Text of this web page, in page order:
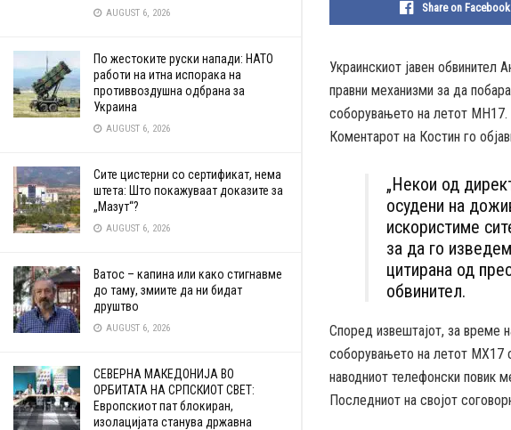
AUGUST 6, 2026
По жестоките руски напади: НАТО
работи на итна испорака на
противвоздушна одбрана за
Украина
AUGUST 6, 2026
Сите цистерни со сертификат, нема
штета: Што покажуваат доказите за
„Мазут“?
AUGUST 6, 2026
Ватос – капина или како стигнавме
до таму, змиите да ни бидат
друштво
AUGUST 6, 2026
СЕВЕРНА МАКЕДОНИЈА ВО
ОРБИТАТА НА СРПСКИОТ СВЕТ:
Европскиот пат блокиран,
изолацијата станува државна
Share on Facebook
Украинскиот јавен обвинител
правни механизми за да
соборувањето на летот MH17.
Коментарот на Костин го
„Некои од
осудени на
искористиме
за да го
цитирана од
обвинител.
Според извештајот, за време
соборувањето на летот МХ17
наводниот телефонски повик
Последниот на својот